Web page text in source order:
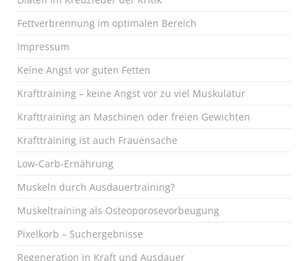
Fettverbrennung im optimalen Bereich
Impressum
Keine Angst vor guten Fetten
Krafttraining – keine Angst vor zu viel Muskulatur
Krafttraining an Maschinen oder freien Gewichten
Krafttraining ist auch Frauensache
Low-Carb-Ernährung
Muskeln durch Ausdauertraining?
Muskeltraining als Osteoporosevorbeugung
Pixelkorb – Suchergebnisse
Regeneration in Kraft und Ausdauer